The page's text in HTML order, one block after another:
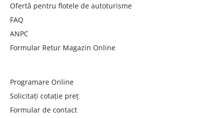
Ofertă pentru flotele de autoturisme
FAQ
ANPC
Formular Retur Magazin Online
Programare Online
Solicitați cotație preț
Formular de contact